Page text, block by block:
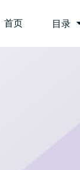
首页 目录